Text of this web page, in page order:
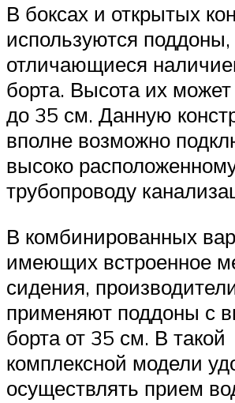
В боксах и открытых
используются поддоны,
отличающиеся
борта. Высота их может
до 35 см. Данную
вполне возможно
высоко
трубопроводу
В комбинированных
имеющих встроенное
сидения,
применяют поддоны с
борта от 35 см. В такой
комплексной модели
осуществлять прием